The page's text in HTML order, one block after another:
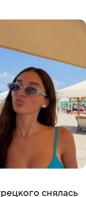
снялась